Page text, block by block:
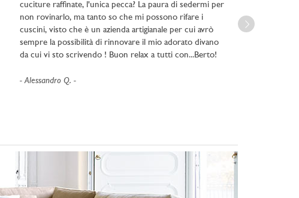
cuciture raffinate, l'unica pecca? La paura di sedermi per
non rovinarlo, ma tanto so che mi possono rifare i
cuscini, visto che è un azienda artigianale per cui avrò
sempre la possibilità di rinnovare il mio adorato divano
da cui vi sto scrivendo ! Buon relax a tutti con...Berto!
Alessandro Q.
consigli
ancora più